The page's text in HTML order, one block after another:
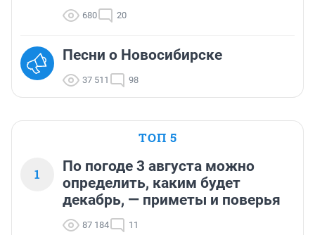
680 20
Песни о Новосибирске
37 511 98
ТОП 5
1
По погоде 3 августа можно
определить, каким будет
декабрь, — приметы и поверья
87 184 11